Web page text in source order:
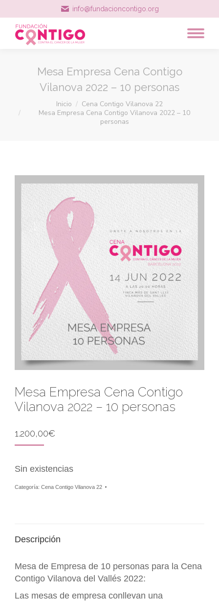
info@fundacioncontigo.org
Mesa Empresa Cena Contigo
Vilanova 2022 – 10 personas
Estás aquí:Inicio
Cena Contigo Vilanova 22
Mesa Empresa Cena Contigo Vilanova 2022 – 10
personas
Mesa Empresa Cena Contigo
Vilanova 2022 – 10 personas
1.200,00€
Sin existencias
Categoría: Cena Contigo Vilanova 22
Descripción
Mesa de Empresa de 10 personas para la Cena
Contigo Vilanova del Vallés 2022:
Las mesas de empresa conllevan una